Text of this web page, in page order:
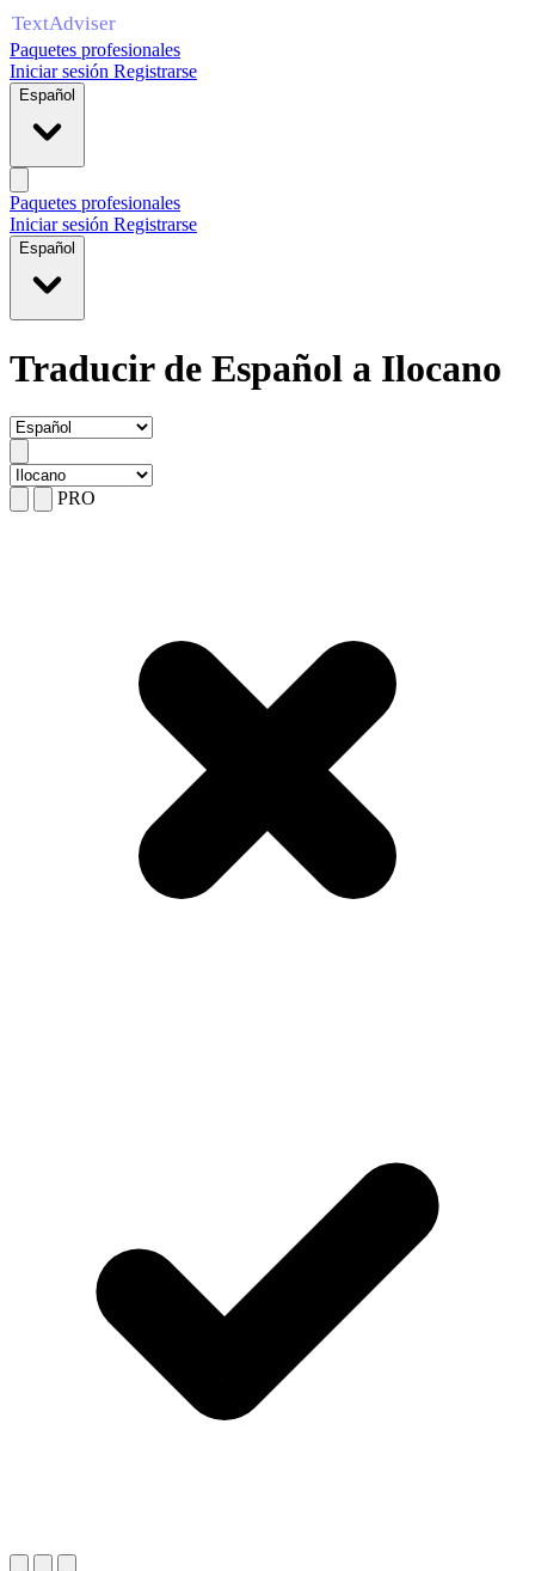
Paquetes profesionales
Iniciar sesión Registrarse
Español
Paquetes profesionales
Iniciar sesión Registrarse
Español
Traducir de Español a Ilocano
PRO